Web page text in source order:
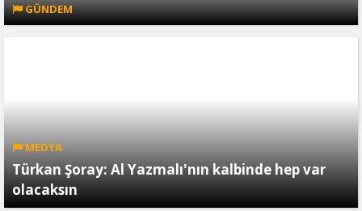
GÜNDEM
MEDYA
Türkan Şoray: Al Yazmalı'nın kalbinde hep var
olacaksın